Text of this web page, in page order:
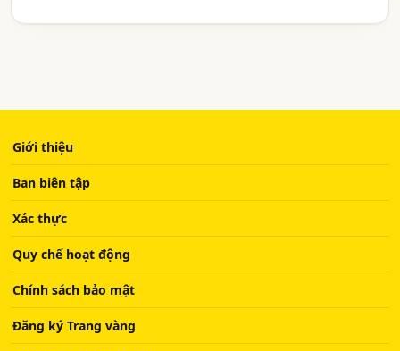
Giới thiệu
Ban biên tập
Xác thực
Quy chế hoạt động
Chính sách bảo mật
Đăng ký Trang vàng